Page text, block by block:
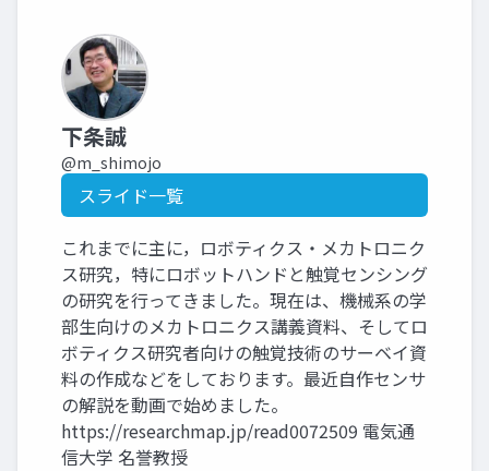
下条誠
@m_shimojo
スライド一覧
これまでに主に，ロボティクス・メカトロニク
ス研究，特にロボットハンドと触覚センシング
の研究を行ってきました。現在は、機械系の学
部生向けのメカトロニクス講義資料、そしてロ
ボティクス研究者向けの触覚技術のサーベイ資
料の作成などをしております。最近自作センサ
の解説を動画で始めました。
https://researchmap.jp/read0072509 電気通
信大学 名誉教授